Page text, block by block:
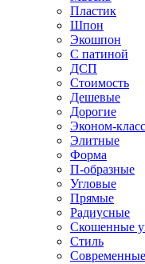
Пластик
Шпон
Экошпон
С патиной
ДСП
Стоимость
Дешевые
Дорогие
Эконом-класс
Элитные
Форма
П-образные
Угловые
Прямые
Радиусные
Скошенные
Стиль
Современные